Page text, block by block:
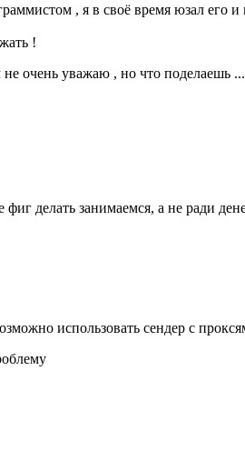
, я в своё время юзал его
!
очень уважаю , но что поделаешь
делать занимаемся, а не ради
использовать сендер с